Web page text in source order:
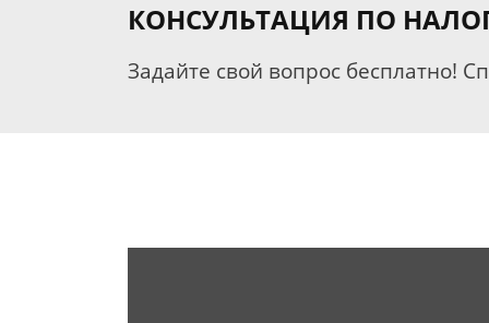
КОНСУЛЬТАЦИЯ ПО
Задайте свой вопрос бесплатно!